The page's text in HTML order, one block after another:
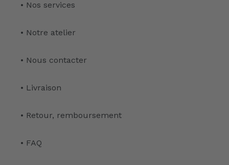
• Nos services
• Notre atelier
• Nous contacter
• Livraison
• Retour, remboursement
• FAQ